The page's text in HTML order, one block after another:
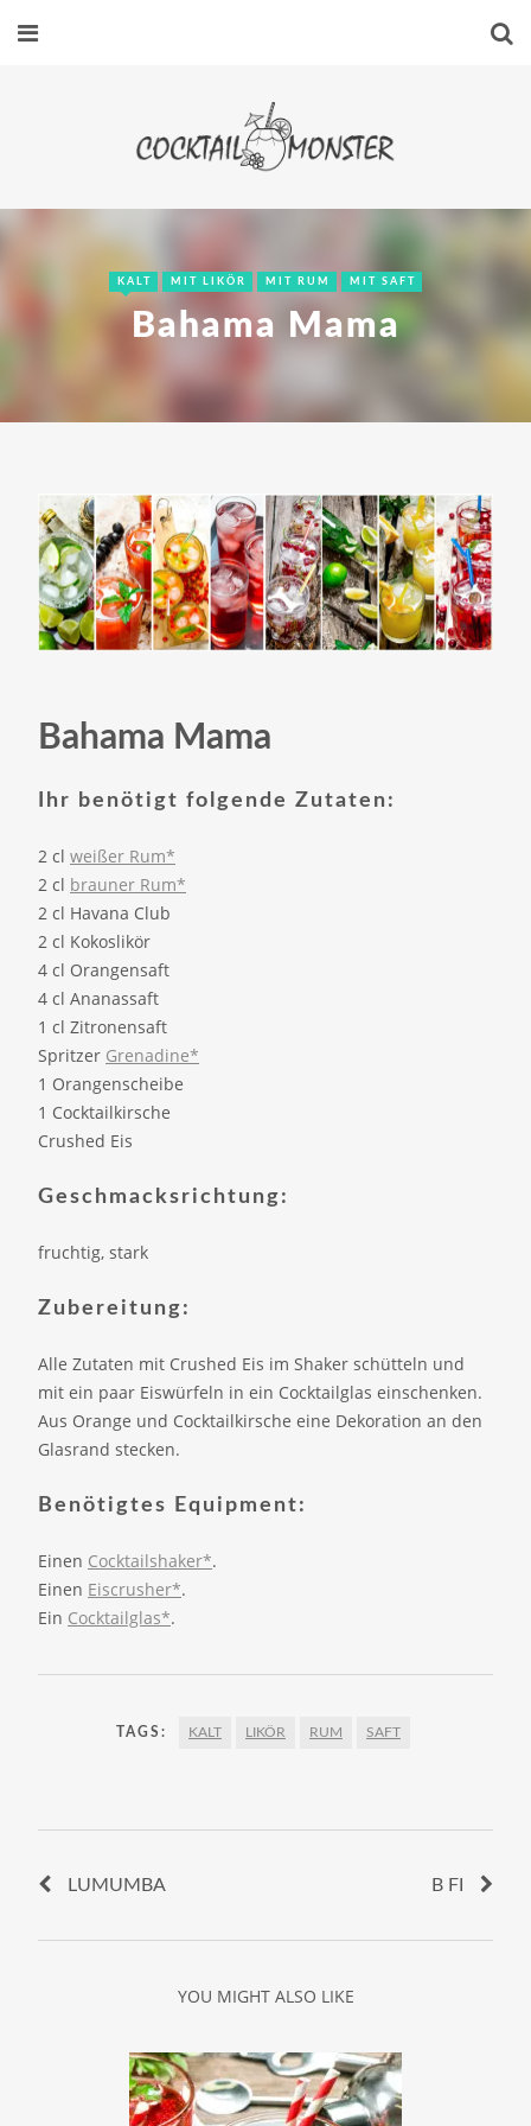
KALT MIT LIKÖR MIT RUM MIT SAFT
Bahama Mama
Bahama Mama
Ihr benötigt folgende Zutaten:
2 cl weißer Rum*
2 cl brauner Rum*
2 cl Havana Club
2 cl Kokoslikör
4 cl Orangensaft
4 cl Ananassaft
1 cl Zitronensaft
Spritzer Grenadine*
1 Orangenscheibe
1 Cocktailkirsche
Crushed Eis
Geschmacksrichtung:
fruchtig, stark
Zubereitung:
Alle Zutaten mit Crushed Eis im Shaker schütteln und
mit ein paar Eiswürfeln in ein Cocktailglas einschenken.
Aus Orange und Cocktailkirsche eine Dekoration an den
Glasrand stecken.
Benötigtes Equipment:
Einen Cocktailshaker*.
Einen Eiscrusher*.
Ein Cocktailglas*.
TAGS: KALT LIKÖR RUM SAFT
LUMUMBA B FI
YOU MIGHT ALSO LIKE